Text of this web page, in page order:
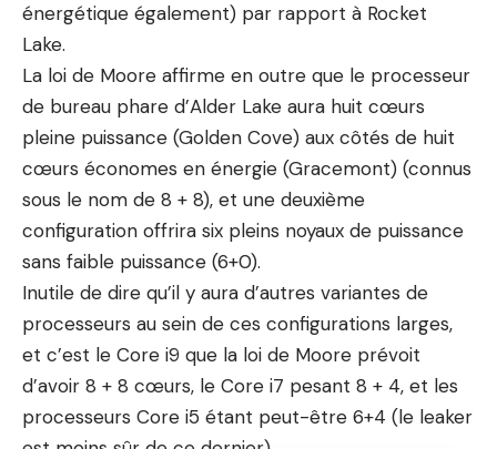
énergétique également) par rapport à Rocket
Lake.
La loi de Moore affirme en outre que le processeur
de bureau phare d’Alder Lake aura huit cœurs
pleine puissance (Golden Cove) aux côtés de huit
cœurs économes en énergie (Gracemont) (connus
sous le nom de 8 + 8), et une deuxième
configuration offrira six pleins noyaux de puissance
sans faible puissance (6+0).
Inutile de dire qu’il y aura d’autres variantes de
processeurs au sein de ces configurations larges,
et c’est le Core i9 que la loi de Moore prévoit
d’avoir 8 + 8 cœurs, le Core i7 pesant 8 + 4, et les
processeurs Core i5 étant peut-être 6+4 (le leaker